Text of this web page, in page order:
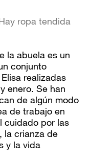
ropa tendida
la abuela es un
conjunto
realizadas
enero. Se han
de algún modo
de trabajo en
cuidado por las
la crianza de
y la vida